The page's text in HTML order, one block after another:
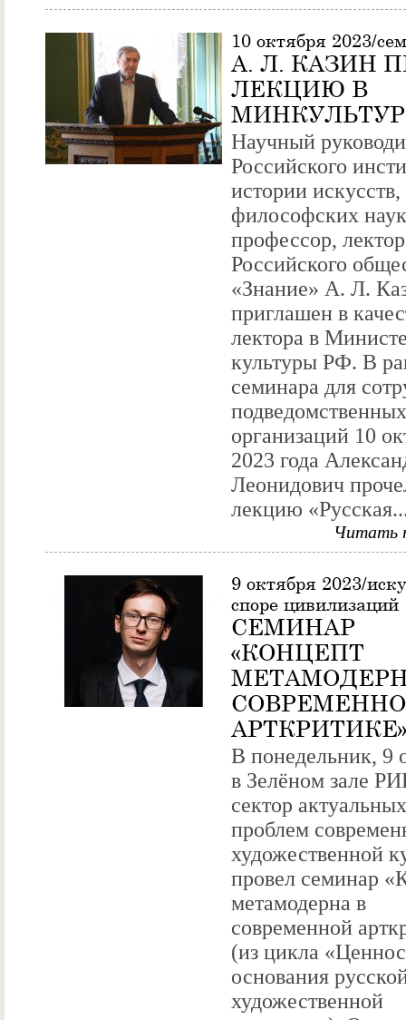
10 октября 2023/
А. Л. КАЗИН
ЛЕКЦИЮ В
Научный
Российского
истории
философских
профессор, лектор
Российского
«Знание» А. Л.
приглашен в
лектора в
культуры РФ. В
семинара для
подведомственных
организаций 10
2023 года
Леонидович
лекцию
Читать
9 октября 2023/
споре цивилизаций
СЕМИНАР
«КОНЦЕПТ
В понедельник, 9
в Зелёном зале
сектор актуальных
проблем
художественной
провел семинар
метамодерна в
современной
(из цикла
основания
художественной